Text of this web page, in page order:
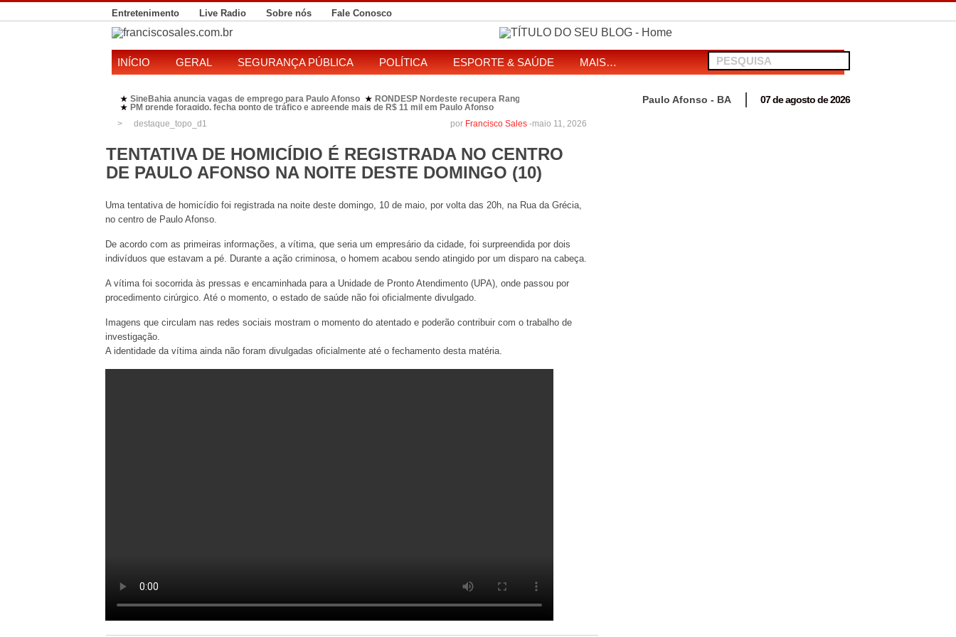
Entretenimento Live Radio Sobre nós Fale Conosco
INÍCIO GERAL SEGURANÇA PÚBLICA POLÍTICA ESPORTE & SAÚDE MAIS…
★ SineBahia anuncia vagas de emprego para Paulo Afonso ★ RONDESP Nordeste recupera Range Rover com restrição por estelionato em Antas
★ PM prende foragido, fecha ponto de tráfico e apreende mais de R$ 11 mil em Paulo Afonso
★ Candidatura de Kleber Rosa em 2026 divide PSOL entre disputa à Câmara e ao governo da Bahia ★ TJ-BA institui comissão para acompanhar mutirão penal “Pena Justa”
Paulo Afonso - BA 07 de agosto de 2026
destaque_topo_d1 maio 11, 2026
por Francisco Sales -
TENTATIVA DE HOMICÍDIO É REGISTRADA NO CENTRO
DE PAULO AFONSO NA NOITE DESTE DOMINGO (10)
Uma tentativa de homicídio foi registrada na noite deste domingo, 10 de maio, por volta das 20h, na Rua da Grécia,
no centro de Paulo Afonso.
De acordo com as primeiras informações, a vítima, que seria um empresário da cidade, foi surpreendida por dois
indivíduos que estavam a pé. Durante a ação criminosa, o homem acabou sendo atingido por um disparo na cabeça.
A vítima foi socorrida às pressas e encaminhada para a Unidade de Pronto Atendimento (UPA), onde passou por
procedimento cirúrgico. Até o momento, o estado de saúde não foi oficialmente divulgado.
Imagens que circulam nas redes sociais mostram o momento do atentado e poderão contribuir com o trabalho de
investigação.
A identidade da vítima ainda não foram divulgadas oficialmente até o fechamento desta matéria.